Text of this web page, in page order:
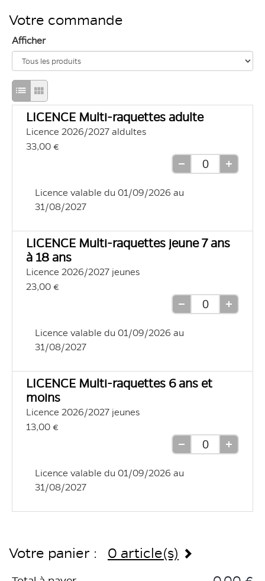
Votre commande
Afficher
Passage
en
mode
d'affichage
Passage
en
mode
d'affichage
LICENCE Multi-raquettes adulte
Licence 2026/2027 aldultes
33,00 €
Retirer
unité
Ajouter
Licence valable du 01/09/2026 au
31/08/2027
LICENCE Multi-raquettes jeune 7 ans
à 18 ans
Licence 2026/2027 jeunes
23,00 €
Retirer
unité
Ajouter
Licence valable du 01/09/2026 au
31/08/2027
LICENCE Multi-raquettes 6 ans et
moins
Licence 2026/2027 jeunes
13,00 €
Retirer
unité
Ajouter
Licence valable du 01/09/2026 au
31/08/2027
Votre panier : 0 article(s)